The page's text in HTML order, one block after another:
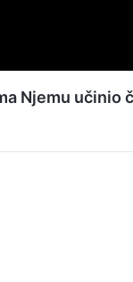
Njemu učinio